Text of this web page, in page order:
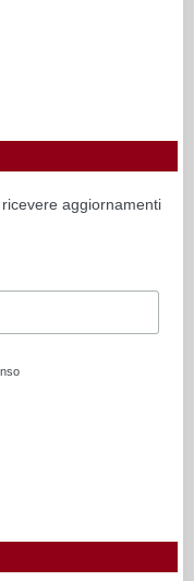
aggiornamenti